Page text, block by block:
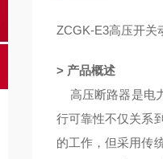
ZCGK-E3高压开关
> 产品概述
高压断路器是电
行可靠性不仅关系
的工作，但采用传